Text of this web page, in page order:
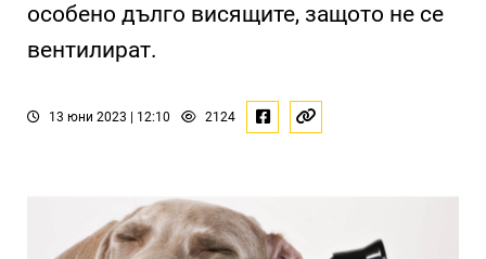
особено дълго висящите, защото не се
вентилират.
13 юни 2023 | 12:10 2124